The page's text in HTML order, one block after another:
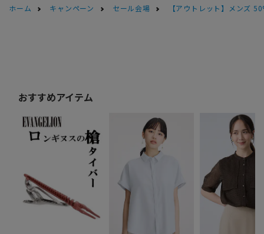
ホーム
キャンペーン セール会場 【アウトレット】メンズ